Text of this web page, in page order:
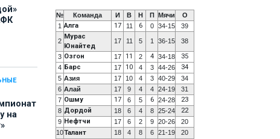
на
№ Команда И В Н П Мячи
О
1 Алга 17 11 6 0 34-15 39
2
Мурас
Юнайтед
17 11 5 1 36-15 38
3 Озгон 17 11 2 4 34-18 35
4 Барс 17 10 4 3 44-26 34
5 Азия 17 10 4 3 40-29
34
6 Алай 17 9 4 4 24-19
31
7 Ошму 17 6 5 6 24-28 23
8 Дордой 18 6 4 8 25-24 22
9 Нефтчи 17 6 2 9 20-26
20
10Талант 18 4 8 6 21-19
20